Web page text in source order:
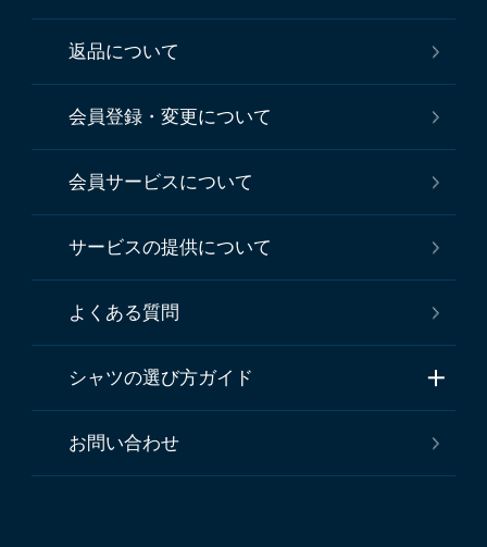
返品について
会員登録・変更について
会員サービスについて
サービスの提供について
よくある質問
シャツの選び方ガイド
お問い合わせ